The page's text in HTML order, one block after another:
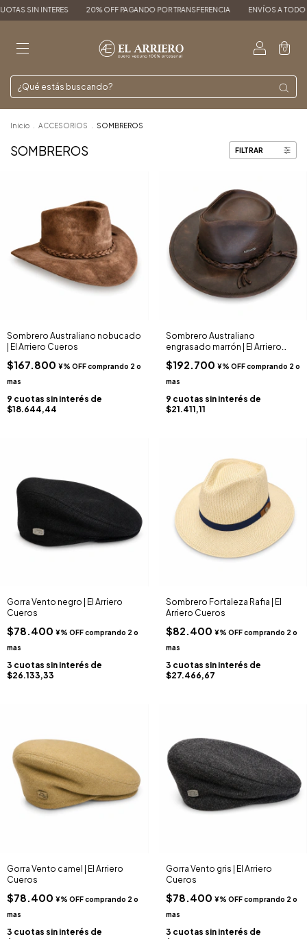
INTERES 20% OFF PAGANDO POR TRANSFERENCIA ENVÍOS A TODO EL PAÍS
0
Inicio ACCESORIOS SOMBREROS
SOMBREROS FILTRAR
Sombrero Australiano nobucado
| El Arriero Cueros
$167.800
9 cuotas sin interés de
$18.644,44
Sombrero Australiano
engrasado marrón | El Arriero
$192.700
9 cuotas sin interés de
$21.411,11
Gorra Vento negro | El Arriero
Cueros
$78.400
3 cuotas sin interés de
$26.133,33
Sombrero Fortaleza Rafia | El
Arriero Cueros
$82.400
3 cuotas sin interés de
$27.466,67
Gorra Vento camel | El Arriero
Cueros
$78.400
3 cuotas sin interés de
Gorra Vento gris | El Arriero
Cueros
$78.400
3 cuotas sin interés de